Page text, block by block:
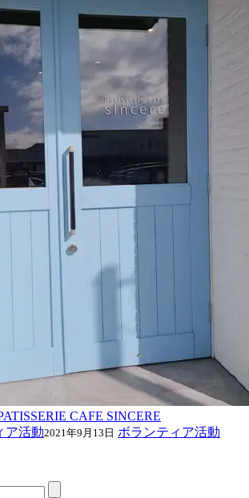
CAFE SINCERE
2021年9月13日 ボランティア活動